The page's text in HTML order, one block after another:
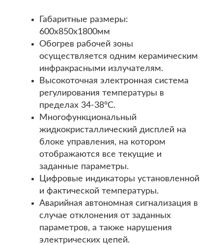
Габаритные размеры:
600х850х1800мм
Обогрев рабочей зоны
осуществляется одним керамическим
инфракрасными излучателям.
Высокоточная электронная система
регулирования температуры в
пределах 34-38°С.
Многофункциональный
жидкокристаллический дисплей на
блоке управления, на котором
отображаются все текущие и
заданные параметры.
Цифровые индикаторы установленной
и фактической температуры.
Аварийная автономная сигнализация в
случае отклонения от заданных
параметров, а также нарушения
электрических цепей.